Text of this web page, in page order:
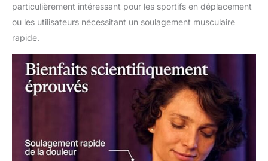
détendu et rafraîchi.
Facile à utiliser,
rapide au soulagement
: conçu pour être
pratique en
déplacement avec un
seul bouton, 3 vitesses
réglables et des
indicateurs LED pour
démarrer rapidement et
particulièrement intéressant pour les sportifs en déplacement
ou les utilisateurs nécessitant un soulagement musculaire
rapide.